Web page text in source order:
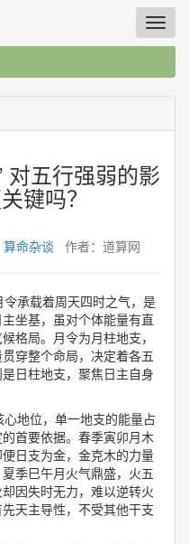
对五行强弱的影
键吗？
算命杂谈 作者：道算网
承载着周天四时之气，是
坐基，虽对个体能量有直
格局。月令为月柱地支，
穿整个命局，决定着各五
日柱地支，聚焦日主自身
地位，单一地支的能量占
首要依据。春季寅卯月木
日支为金，金克木的力量
季巳午月火气鼎盛，火五
因失时无力，难以逆转火
天主导性，不受其他干支